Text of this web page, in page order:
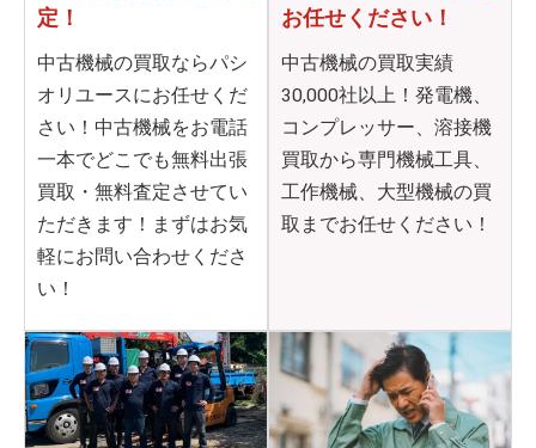
定！
中古機械の買取ならパシ
オリユースにお任せくだ
さい！中古機械をお電話
一本でどこでも無料出張
買取・無料査定させてい
ただきます！まずはお気
軽にお問い合わせくださ
い！
お任せください！
中古機械の買取実績
30,000社以上！発電機、
コンプレッサー、溶接機
買取から専門機械工具、
工作機械、大型機械の買
取までお任せください！